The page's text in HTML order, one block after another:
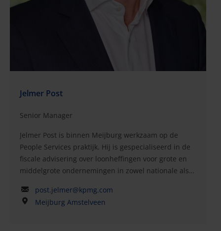
beheerd en gecoördineerd en in dat verband een
compleet scala aan compliancediensten geleverd
aan uiteenlopende klanten die opereren in allerlei
sectoren als detailhandel, financiële dienstverlening
en verzekeringen, en IT, maakindustrie,
farmaceutische industrie, energie en auto-industrie.
Belastingadviseurs en geeft daar een cursus over
loonheffingen en socialezekerheidsbijdragen.
Jelmer Post
Senior Manager
Jelmer Post is binnen Meijburg werkzaam op de
People Services praktijk. Hij is gespecialiseerd in de
fiscale advisering over loonheffingen voor grote en
middelgrote ondernemingen in zowel nationale als
aandelengerelateerde beloningen, de fiscale
gevolgen voor werknemers bij herstructureringen,
post.jelmer@kpmg.com
Meijburg Amstelveen